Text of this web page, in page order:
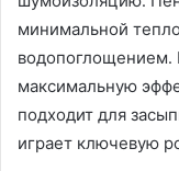
минимальной
максимальную
подходит для
играет ключевую